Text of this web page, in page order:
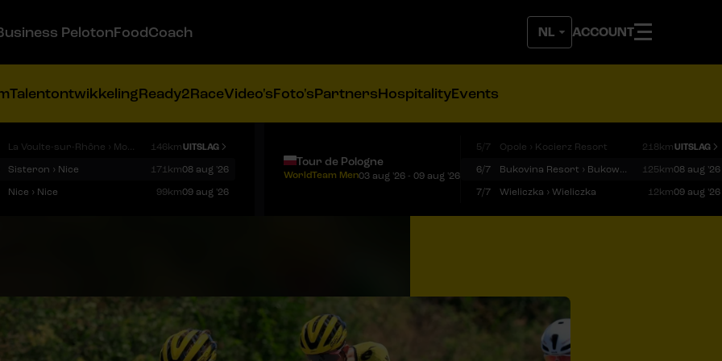
ACCOUNT
PelotonFoodCoach
TalentontwikkelingReady2RaceVideo'sFoto'sPartnersHospitalityEvents
La Voulte-sur-Rhône › Mont Ventoux 146kmUITSLAG
Sisteron › Nice 171km08 aug '26
Nice › Nice 99km09 aug '26
Tour de Pologne
WorldTeam Men03 aug '26 - 09 aug '26
5/7 Opole › Kocierz Resort 218kmUITSLAG
6/7
Bukovina Resort › Bukowina Tatrzańska 125km08 aug '26
7/7
Wieliczka › Wieliczka 12km09 aug '26